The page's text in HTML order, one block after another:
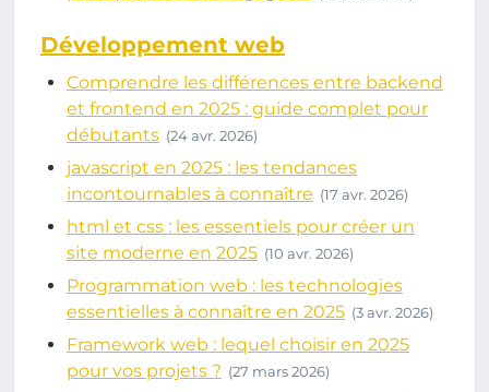
Développement web
Comprendre les différences entre backend
et frontend en 2025 : guide complet pour
débutants (24 avr. 2026)
javascript en 2025 : les tendances
incontournables à connaître (17 avr. 2026)
html et css : les essentiels pour créer un
site moderne en 2025 (10 avr. 2026)
Programmation web : les technologies
essentielles à connaître en 2025 (3 avr. 2026)
Framework web : lequel choisir en 2025
pour vos projets ? (27 mars 2026)